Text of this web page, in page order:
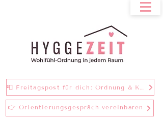
📮 Freitagspost für dich: Ordnung & Klarheit bei einer Tasse Tee
👉 Orientierungsgespräch vereinbaren